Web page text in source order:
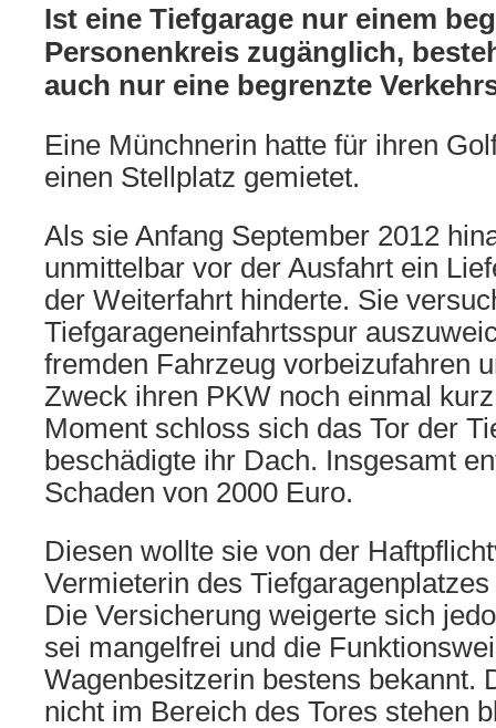
Ist eine Tiefgarage nur einem
Personenkreis zugänglich,
auch nur eine begrenzte
Eine Münchnerin hatte für ihren
einen Stellplatz gemietet.
Als sie Anfang September 2012
unmittelbar vor der Ausfahrt ein
der Weiterfahrt hinderte. Sie
Tiefgarageneinfahrtsspur
fremden Fahrzeug vorbeizufahren
Zweck ihren PKW noch einmal
Moment schloss sich das Tor der
beschädigte ihr Dach. Insgesamt
Schaden von 2000 Euro.
Diesen wollte sie von der
Vermieterin des
Die Versicherung weigerte sich
sei mangelfrei und die
Wagenbesitzerin bestens bekannt.
nicht im Bereich des Tores stehen